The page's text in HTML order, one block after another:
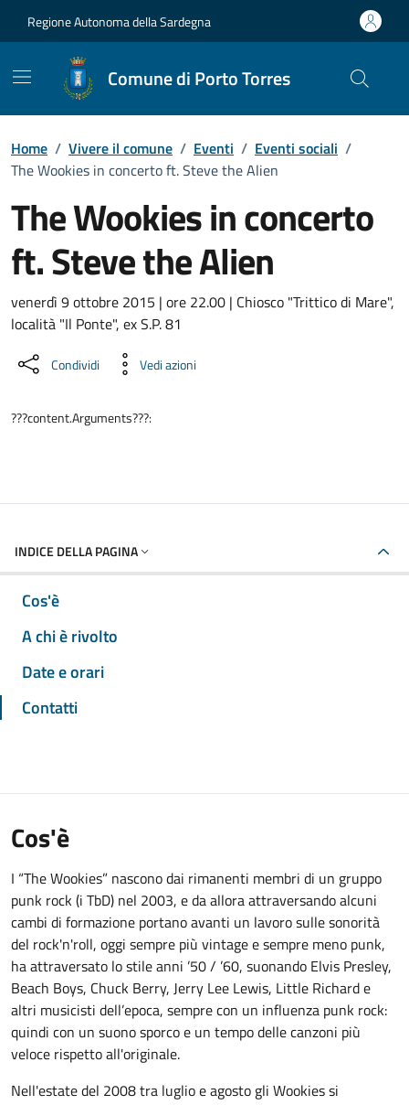
Regione Autonoma della Sardegna
Comune di Porto Torres
Home / Vivere il comune / Eventi / Eventi sociali /
The Wookies in concerto ft. Steve the Alien
The Wookies in concerto
ft. Steve the Alien
Dettaglio dell'evento
venerdì 9 ottobre 2015 | ore 22.00 | Chiosco "Trittico di Mare",
località "Il Ponte", ex S.P. 81
Condividi Vedi azioni
???content.Arguments???:
INDICE DELLA PAGINA
Cos'è
A chi è rivolto
Date e orari
Contatti
Cos'è
I “The Wookies” nascono dai rimanenti membri di un gruppo
punk rock (i TbD) nel 2003, e da allora attraversando alcuni
cambi di formazione portano avanti un lavoro sulle sonorità
del rock'n'roll, oggi sempre più vintage e sempre meno punk,
ha attraversato lo stile anni ’50 / ’60, suonando Elvis Presley,
Beach Boys, Chuck Berry, Jerry Lee Lewis, Little Richard e
altri musicisti dell’epoca, sempre con un influenza punk rock:
quindi con un suono sporco e un tempo delle canzoni più
veloce rispetto all'originale.
Nell'estate del 2008 tra luglio e agosto gli Wookies si